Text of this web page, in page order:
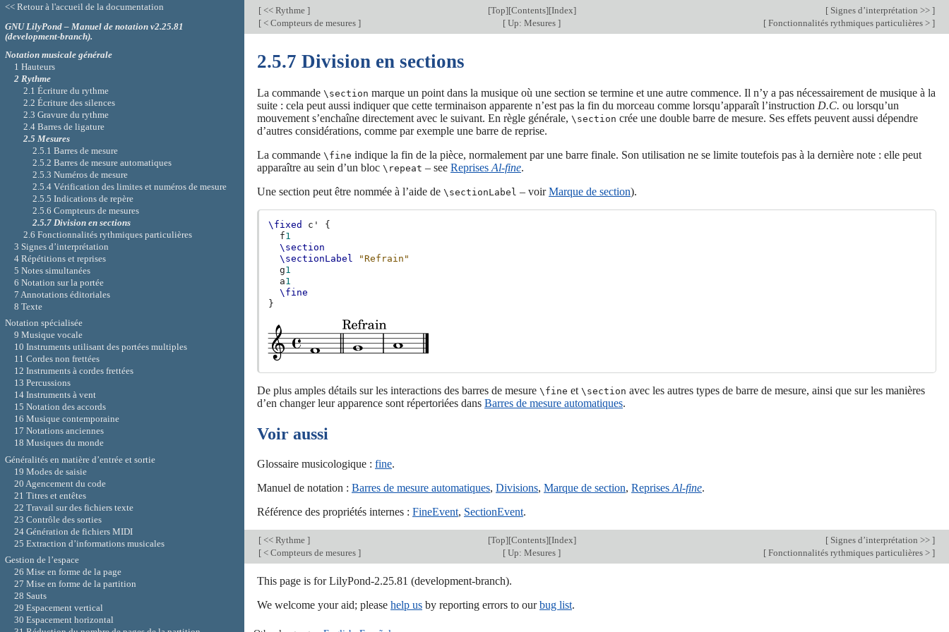
[ << Rythme ] [Top][Contents][Index] [ Signes d’interprétation >> ]
[ < Compteurs de mesures ] [ Up: Mesures ] [ Fonctionnalités rythmiques particulières > ]
2.5.7 Division en sections
La commande \section marque un point dans la musique où une section se termine et une autre commence. Il n’y a pas nécessairement de musique à la
suite : cela peut aussi indiquer que cette terminaison apparente n’est pas la fin du morceau comme lorsqu’apparaît l’instruction D.C. ou lorsqu’un
mouvement s’enchaîne directement avec le suivant. En règle générale, \section crée une double barre de mesure. Ses effets peuvent aussi dépendre
d’autres considérations, comme par exemple une barre de reprise.
La commande \fine indique la fin de la pièce, normalement par une barre finale. Son utilisation ne se limite toutefois pas à la dernière note : elle peut
apparaître au sein d’un bloc \repeat – see Reprises Al-fine.
Une section peut être nommée à l’aide de \sectionLabel – voirMarque de section).
\fixed c'
{
f1
\section
\sectionLabel
"Refrain"
g1
a1
\fine
}
De plus amples détails sur les interactions des barres de mesure \fine et \section avec les autres types de barre de mesure, ainsi que sur les manières
d’en changer leur apparence sont répertoriées dans Barres de mesure automatiques.
Voir aussi
Glossaire musicologique : fine.
Manuel de notation : Barres de mesure automatiques, Divisions, Marque de section, Reprises Al-fine.
Référence des propriétés internes : FineEvent, SectionEvent.
[ << Rythme ] [Top][Contents][Index] [ Signes d’interprétation >> ]
[ < Compteurs de mesures ] [ Up: Mesures ] [ Fonctionnalités rythmiques particulières > ]
This page is for LilyPond-2.25.81 (development-branch).
We welcome your aid; please help us by reporting errors to ourbug list.
<< Retour à l'accueil de la documentation
GNU LilyPond – Manuel de notation v2.25.81
(development-branch).
Notation musicale générale
1 Hauteurs
2 Rythme
2.1 Écriture du rythme
2.2 Écriture des silences
2.3 Gravure du rythme
2.4 Barres de ligature
2.5 Mesures
2.5.1 Barres de mesure
2.5.2 Barres de mesure automatiques
2.5.3 Numéros de mesure
2.5.4 Vérification des limites et numéros de mesure
2.5.5 Indications de repère
2.5.6 Compteurs de mesures
2.5.7 Division en sections
2.6 Fonctionnalités rythmiques particulières
3 Signes d’interprétation
4 Répétitions et reprises
5 Notes simultanées
6 Notation sur la portée
7 Annotations éditoriales
8 Texte
Notation spécialisée
9 Musique vocale
10 Instruments utilisant des portées multiples
11 Cordes non frettées
12 Instruments à cordes frettées
13 Percussions
14 Instruments à vent
15 Notation des accords
16 Musique contemporaine
17 Notations anciennes
18 Musiques du monde
Généralités en matière d’entrée et sortie
19 Modes de saisie
20 Agencement du code
21 Titres et entêtes
22 Travail sur des fichiers texte
23 Contrôle des sorties
24 Génération de fichiers MIDI
25 Extraction d’informations musicales
Gestion de l’espace
26 Mise en forme de la page
27 Mise en forme de la partition
28 Sauts
29 Espacement vertical
30 Espacement horizontal